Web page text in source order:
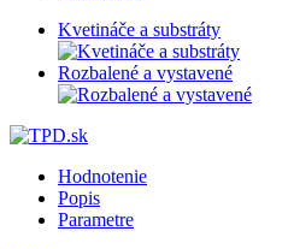
Kvetináče a substráty
Rozbalené a vystavené
Hodnotenie
Popis
Parametre